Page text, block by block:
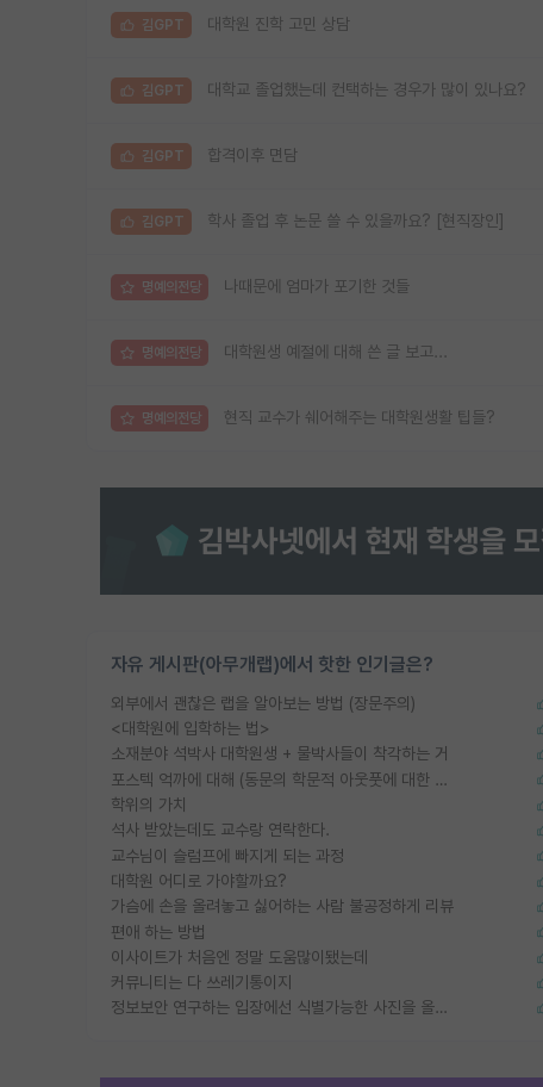
김GPT 대학원 진학 고민 상담
김GPT 대학교 졸업했는데 컨택하는 경우가 많이 있나요?
김GPT 합격이후 면담
김GPT 학사 졸업 후 논문 쓸 수 있을까요? [현직장인]
명예의전당 나때문에 엄마가 포기한 것들
명예의전당 대학원생 예절에 대해 쓴 글 보고...
명예의전당 현직 교수가 쉐어해주는 대학원생활 팁들?
자유 게시판(아무개랩)에서 핫한 인기글은?
외부에서 괜찮은 랩을 알아보는 방법 (장문주의)
<대학원에 입학하는 법>
소재분야 석박사 대학원생 + 물박사들이 착각하는 거
포스텍 억까에 대해 (동문의 학문적 아웃풋에 대한 반박)
학위의 가치
석사 받았는데도 교수랑 연락한다.
교수님이 슬럼프에 빠지게 되는 과정
대학원 어디로 가야할까요?
가슴에 손을 올려놓고 싫어하는 사람 불공정하게 리뷰
편애 하는 방법
이사이트가 처음엔 정말 도움많이됐는데
커뮤니티는 다 쓰레기통이지
정보보안 연구하는 입장에선 식별가능한 사진을 올리는건 비추이긴함